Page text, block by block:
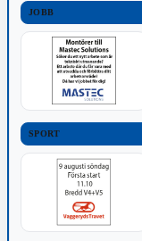
JOBB
SPORT